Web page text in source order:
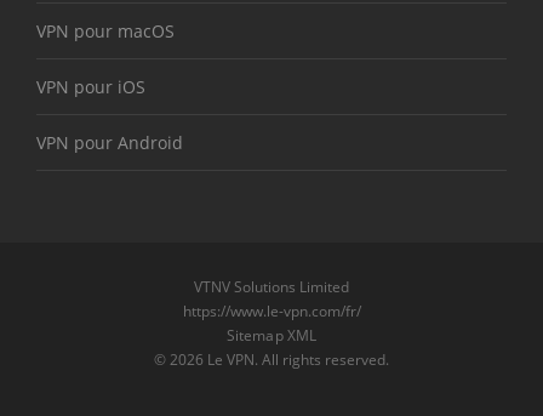
VPN pour macOS
VPN pour iOS
VPN pour Android
VTNV Solutions Limited
https://www.le-vpn.com/fr/
Sitemap XML
© 2026 Le VPN. All rights reserved.